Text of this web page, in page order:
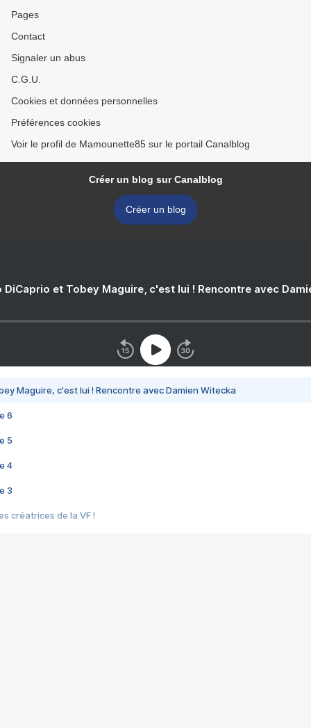
Pages
Contact
Signaler un abus
C.G.U.
Cookies et données personnelles
Préférences cookies
Voir le profil de Mamounette85 sur le portail Canalblog
Créer un blog sur Canalblog
Créer un blog
DiCaprio et Tobey Maguire, c'est lui ! Rencontre avec
Maguire, c'est lui ! Rencontre avec Damien Witecka
6
5
4
3
créatrices de la VF !